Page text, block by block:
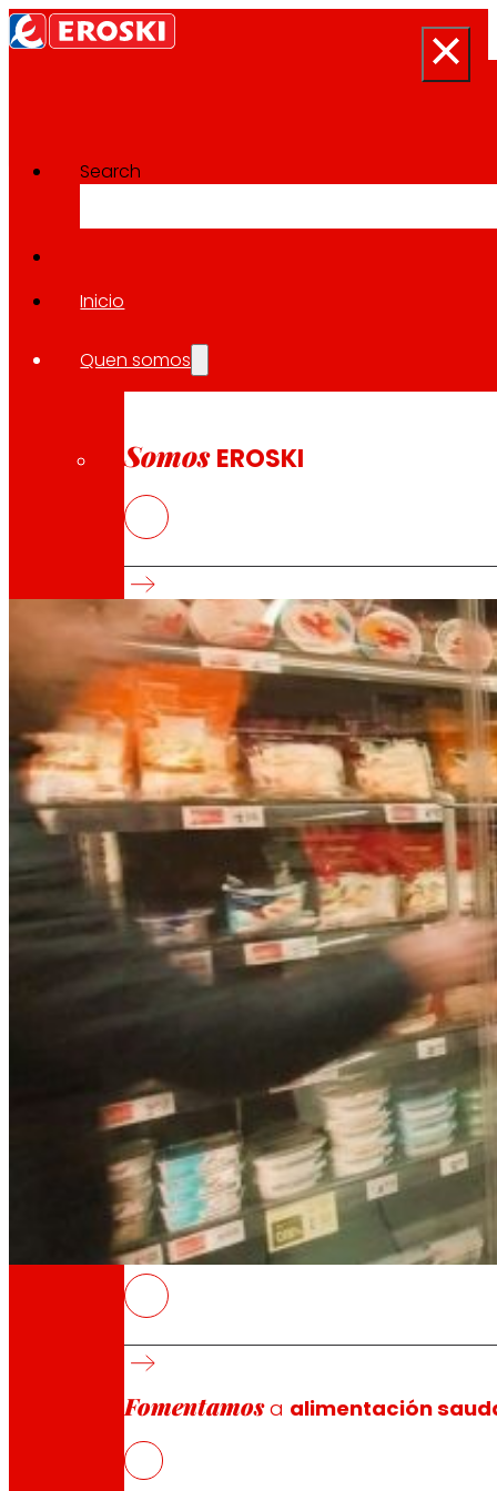
Search
Inicio
Quen somos
Somos EROSKI
Así somos
Todo o noso ADN: unha viaxe pola misión, a
Cooperativa
Somos por e para as persoas. Descubre a
Fundación
A través da nosa Fundación impulsamos
Compromisos
CompromisosEROSKI
Fomentamosa alimentación
Sala de prensa
Volver a todas as noticias
15.04.2026
EROSKI avanza na
Reforza o seu modelo comercial e
A cooperativa renovou 55 tendas para
O investimento, realizada xunto aos seus
O plan terá continuidade en 2026 coa